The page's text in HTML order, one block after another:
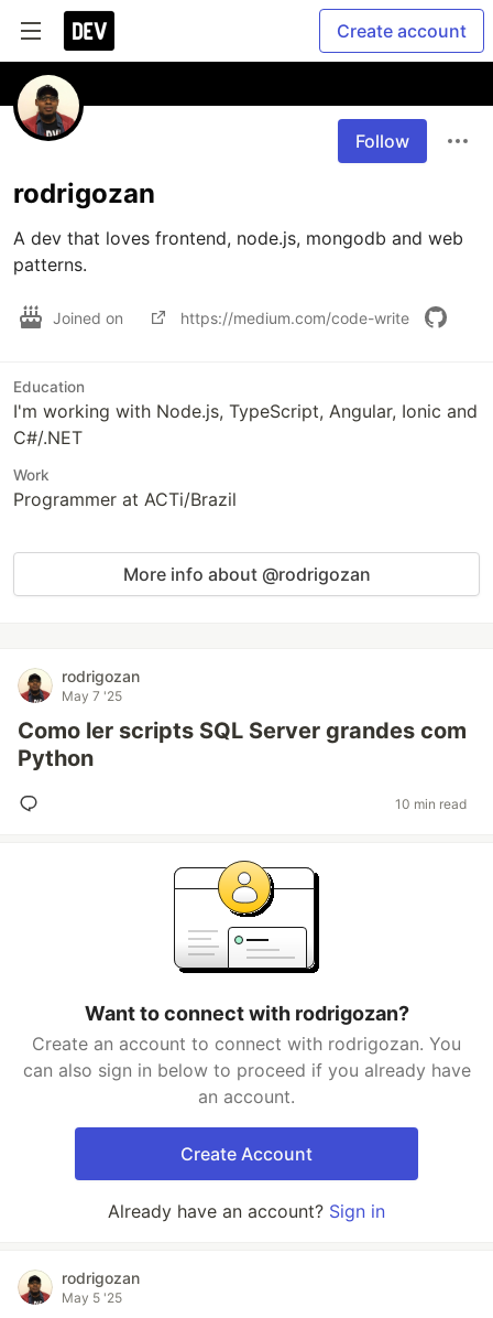
Create account
Follow
rodrigozan
A dev that loves frontend, node.js, mongodb and web
patterns.
Joined on https://medium.com/code-write
Education
I'm working with Node.js, TypeScript, Angular, Ionic and
C#/.NET
Work
Programmer at ACTi/Brazil
More info about @rodrigozan
rodrigozan
May 7 '25
Como ler scripts SQL Server grandes com
Python
10 min read
Want to connect with rodrigozan?
Create an account to connect with rodrigozan. You
can also sign in below to proceed if you already have
an account.
Create Account
Already have an account? Sign in
rodrigozan
May 5 '25